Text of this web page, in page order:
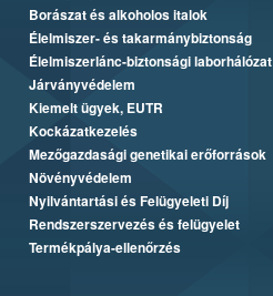
Borászat és alkoholos italok
Élelmiszer- és takarmánybiztonság
Élelmiszerlánc-biztonsági laborhálózat
Járványvédelem
Kiemelt ügyek, EUTR
Kockázatkezelés
Mezőgazdasági genetikai erőforrások
Növényvédelem
Nyilvántartási és Felügyeleti Díj
Rendszerszervezés és felügyelet
Termékpálya-ellenőrzés